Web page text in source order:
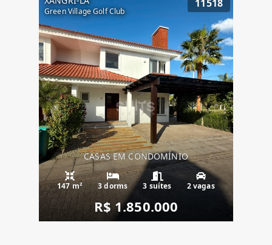
Green Village Golf Club
11518
CASAS EM CONDOMÍNIO
147 m² 3 dorms 3 suítes 2 vagas
R$ 1.850.000